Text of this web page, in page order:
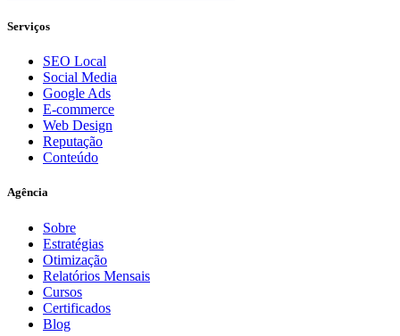
Serviços
SEO Local
Social Media
Google Ads
E-commerce
Web Design
Reputação
Conteúdo
Agência
Sobre
Estratégias
Otimização
Relatórios Mensais
Cursos
Certificados
Blog